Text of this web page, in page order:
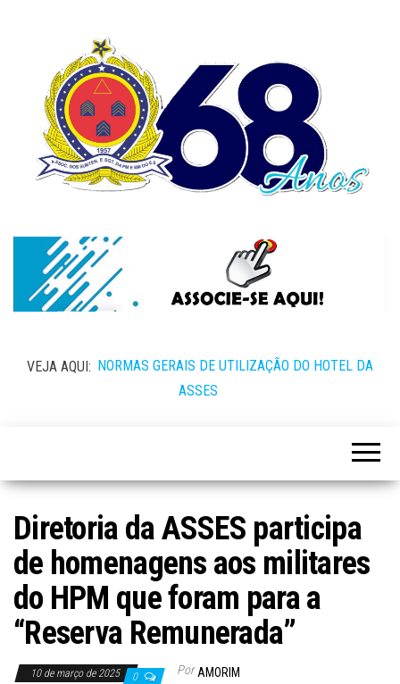
VEJA AQUI: NORMAS GERAIS DE UTILIZAÇÃO DO HOTEL DA
ASSES
Diretoria da ASSES participa
de homenagens aos militares
do HPM que foram para a
“Reserva Remunerada”
10 de março de 2025 0 Por AMORIM